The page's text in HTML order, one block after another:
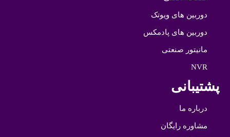
دوربین های ویوتک
دوربین های پادمکس
مانیتور صنعتی
NVR
پشتیبانی
درباره ما
مشاوره رایگان